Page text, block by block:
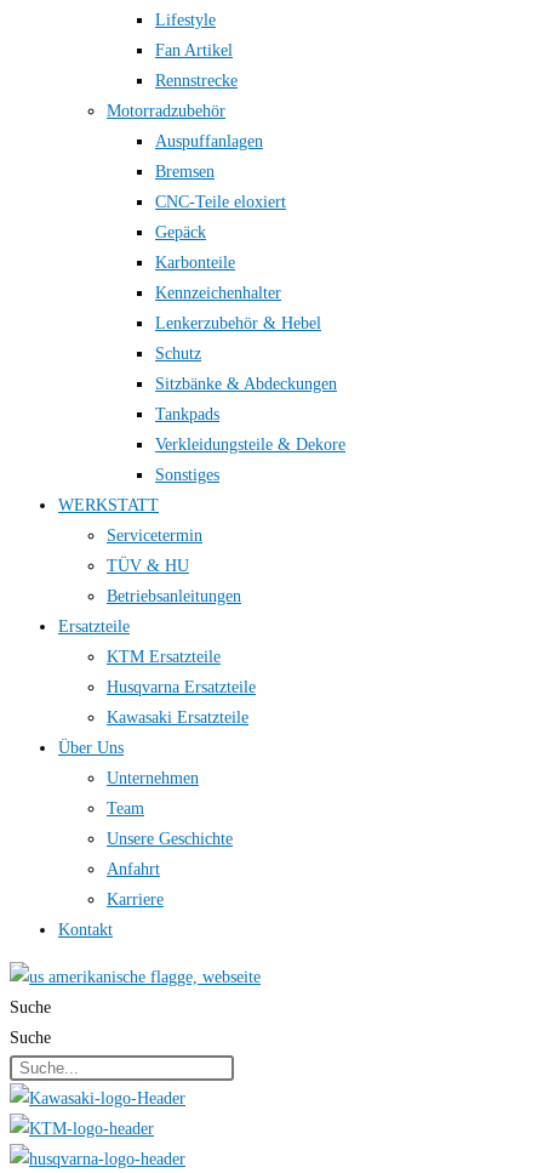
Lifestyle
Fan Artikel
Rennstrecke
Motorradzubehör
Auspuffanlagen
Bremsen
CNC-Teile eloxiert
Gepäck
Karbonteile
Kennzeichenhalter
Lenkerzubehör & Hebel
Schutz
Sitzbänke & Abdeckungen
Tankpads
Verkleidungsteile & Dekore
Sonstiges
WERKSTATT
Servicetermin
TÜV & HU
Betriebsanleitungen
Ersatzteile
KTM Ersatzteile
Husqvarna Ersatzteile
Kawasaki Ersatzteile
Über Uns
Unternehmen
Team
Unsere Geschichte
Anfahrt
Karriere
Kontakt
Suche
Suche